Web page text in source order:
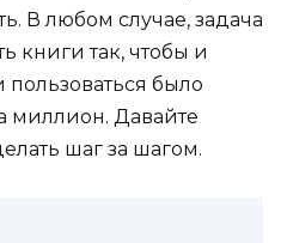
В любом случае, задача
книги так, чтобы и
пользоваться было
миллион. Давайте
шаг за шагом.